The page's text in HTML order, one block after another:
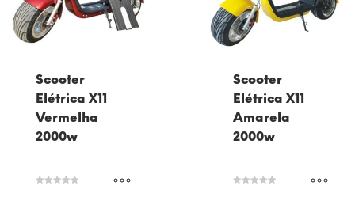
Scooter
Elétrica X11
Vermelha
2000w
Scooter
Elétrica X11
Amarela
2000w